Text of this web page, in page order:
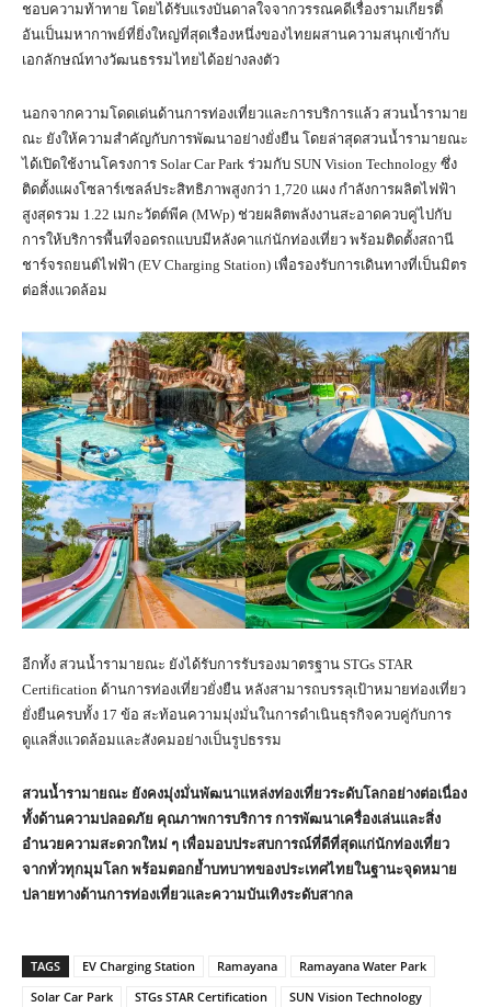
ชอบความท้าทาย โดยได้รับแรงบันดาลใจจากวรรณคดีเรื่องรามเกียรติ์
อันเป็นมหากาพย์ที่ยิ่งใหญ่ที่สุดเรื่องหนึ่งของไทยผสานความสนุกเข้ากับ
เอกลักษณ์ทางวัฒนธรรมไทยได้อย่างลงตัว
นอกจากความโดดเด่นด้านการท่องเที่ยวและการบริการแล้ว สวนน้ำรามาย
ณะ ยังให้ความสำคัญกับการพัฒนาอย่างยั่งยืน โดยล่าสุดสวนน้ำรามายณะ
ได้เปิดใช้งานโครงการ Solar Car Park ร่วมกับ SUN Vision Technology ซึ่ง
ติดตั้งแผงโซลาร์เซลล์ประสิทธิภาพสูงกว่า 1,720 แผง กำลังการผลิตไฟฟ้า
สูงสุดรวม 1.22 เมกะวัตต์พีค (MWp) ช่วยผลิตพลังงานสะอาดควบคู่ไปกับ
การให้บริการพื้นที่จอดรถแบบมีหลังคาแก่นักท่องเที่ยว พร้อมติดตั้งสถานี
ชาร์จรถยนต์ไฟฟ้า (EV Charging Station) เพื่อรองรับการเดินทางที่เป็นมิตร
ต่อสิ่งแวดล้อม
อีกทั้ง สวนน้ำรามายณะ ยังได้รับการรับรองมาตรฐาน STGs STAR
Certification ด้านการท่องเที่ยวยั่งยืน หลังสามารถบรรลุเป้าหมายท่องเที่ยว
ยั่งยืนครบทั้ง 17 ข้อ สะท้อนความมุ่งมั่นในการดำเนินธุรกิจควบคู่กับการ
ดูแลสิ่งแวดล้อมและสังคมอย่างเป็นรูปธรรม
สวนน้ำรามายณะ ยังคงมุ่งมั่นพัฒนาแหล่งท่องเที่ยวระดับโลกอย่างต่อเนื่อง
ทั้งด้านความปลอดภัย คุณภาพการบริการ การพัฒนาเครื่องเล่นและสิ่ง
อำนวยความสะดวกใหม่ ๆ เพื่อมอบประสบการณ์ที่ดีที่สุดแก่นักท่องเที่ยว
จากทั่วทุกมุมโลก พร้อมตอกย้ำบทบาทของประเทศไทยในฐานะจุดหมาย
ปลายทางด้านการท่องเที่ยวและความบันเทิงระดับสากล
TAGS EV Charging Station Ramayana
Ramayana Water Park
Solar Car Park
STGs STAR Certification SUN Vision Technology